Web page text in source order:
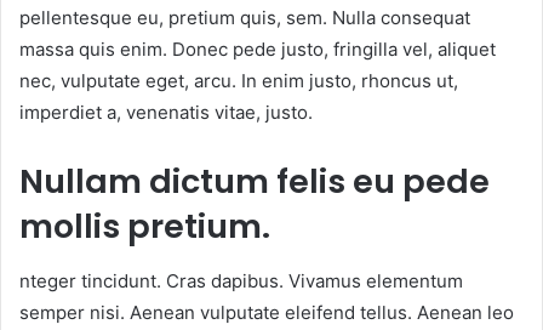
pellentesque eu, pretium quis, sem. Nulla consequat
massa quis enim. Donec pede justo, fringilla vel, aliquet
nec, vulputate eget, arcu. In enim justo, rhoncus ut,
imperdiet a, venenatis vitae, justo.
Nullam dictum felis eu pede
mollis pretium.
nteger tincidunt. Cras dapibus. Vivamus elementum
semper nisi. Aenean vulputate eleifend tellus. Aenean leo